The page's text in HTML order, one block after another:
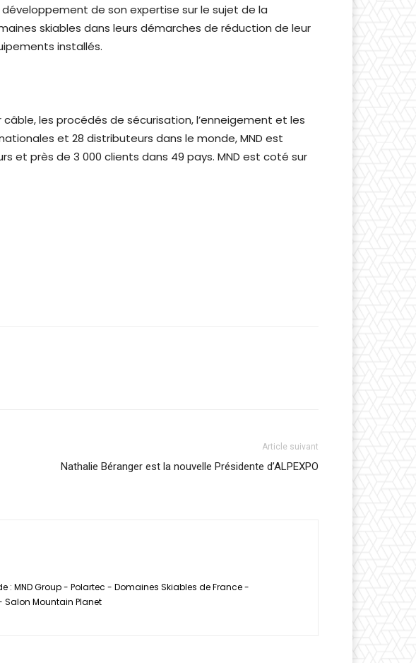
de son expertise sur le sujet de la
skiables dans leurs démarches de réduction de leur
installés.
les procédés de sécurisation, l’enneigement et les
et 28 distributeurs dans le monde, MND est
et près de 3 000 clients dans 49 pays. MND est coté sur
Article suivant
Nathalie Béranger est la nouvelle Présidente d’ALPEXPO
: MND Group - Polartec - Domaines Skiables de France -
Salon Mountain Planet